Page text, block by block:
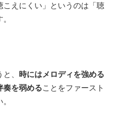
こえにくい」というのは「聴
、 時には メロディを強める
奏を弱めることをファースト